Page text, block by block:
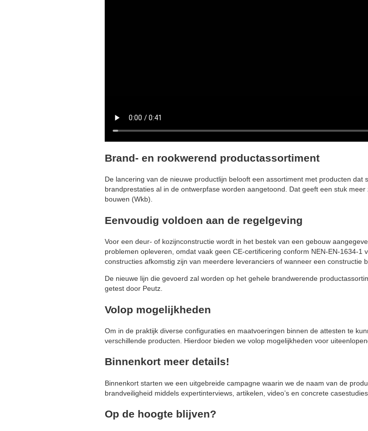
Brand- en rookwerend productassortiment
De lancering van de nieuwe productlijn belooft een assortiment met producten
brandprestaties al in de ontwerpfase worden aangetoond. Dat geeft een stuk
bouwen (Wkb).
Eenvoudig voldoen aan de regelgeving
Voor een deur- of kozijnconstructie wordt in het bestek van een gebouw
problemen opleveren, omdat vaak geen CE-certificering conform NEN-EN-1634-
constructies afkomstig zijn van meerdere leveranciers of wanneer een constructie
De nieuwe lijn die gevoerd zal worden op het gehele brandwerende
getest door Peutz.
Volop mogelijkheden
Om in de praktijk diverse configuraties en maatvoeringen binnen de attesten te
verschillende producten. Hierdoor bieden we volop mogelijkheden voor
Binnenkort meer details!
Binnenkort starten we een uitgebreide campagne waarin we de naam van de
brandveiligheid middels expertinterviews, artikelen, video’s en concrete
Op de hoogte blijven?